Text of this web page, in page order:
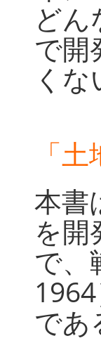
ど
で開
くな
「
本書
を開
で、
であ